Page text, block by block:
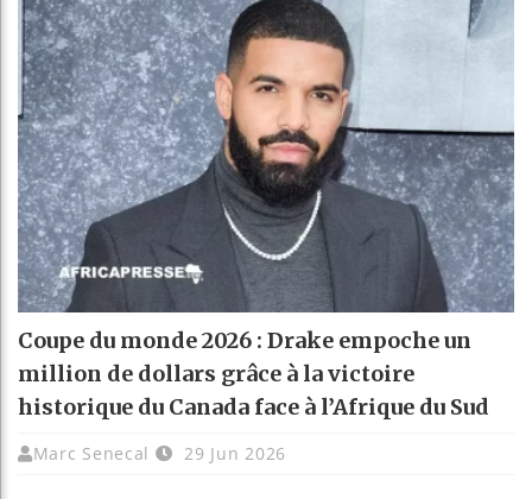
Coupe du monde 2026 : Drake empoche un
million de dollars grâce à la victoire
historique du Canada face à l’Afrique du Sud
Marc Senecal 29 Jun 2026